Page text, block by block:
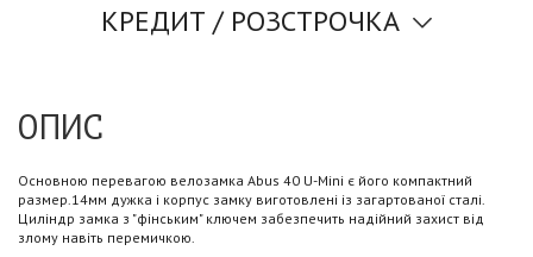
КРЕДИТ / РОЗСТРОЧКА
ОПИС
Основною перевагою велозамка Abus 40 U-Mini є його компактний
размер.14мм дужка і корпус замку виготовлені із загартованої сталі.
Циліндр замка з "фінським" ключем забезпечить надійний захист від
злому навіть перемичкою.